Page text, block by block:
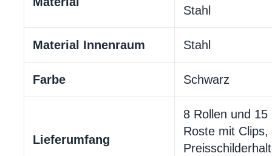
Stahl
Material Innenraum Stahl
Farbe Schwarz
Lieferumfang
8 Rollen und 15
Roste mit Clips,